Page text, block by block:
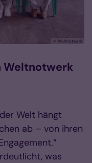
© Weltnotwerk
Weltnotwerk
Welt hängt
ab – von ihren
was